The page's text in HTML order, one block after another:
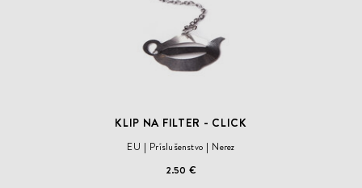
KLIP NA FILTER - CLICK
EU Príslušenstvo
Nerez
2.50 €